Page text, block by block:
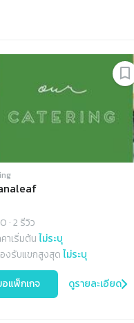
·2 รีวิว
าเริ่มต้นไม่ระบุ
งรับแขกสูงสุดไม่ระบุ
อแพ็กเกจ ดูรายละเอียด